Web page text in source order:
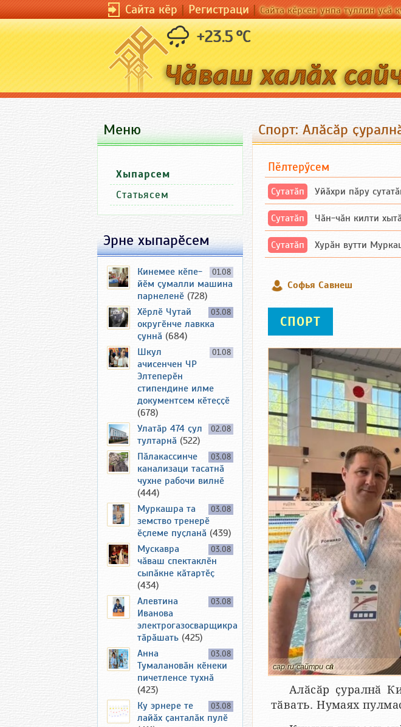
Сайта кӗр|Регистраци|Сайта кӗрсен унпа туллин усӑ
+23.5 °C
Спорт: Алӑсӑр
Пӗлтерӳсем
Сутатӑп Уйăхри пăру
Сутатӑп Чăн-чăн килти
Сутатӑп Хурăн вутти
Софья Савнеш
СПОРТ
cap.ru сайтри сӑн
Алӑсӑр ҫуралнӑ
тӑвать. Нумаях
Меню
Хыпарсем
Статьясем
Эрне хыпарӗсем
01.08
Кинемее кӗпе-
йӗм ҫумалли машина
парнеленӗ (728)
03.08
Хӗрлӗ Чутай
округӗнче лавкка
ҫуннӑ (684)
01.08
Шкул
ачисенчен ЧР
Элтеперӗн
стипендине илме
документсем кӗтеҫҫӗ
(678)
02.08
Улатӑр 474 ҫул
тултарнӑ (522)
03.08
Пӑлакассинче
канализаци тасатнӑ
чухне рабочи вилнӗ
(444)
03.08
Муркашра та
земство тренерӗ
ӗҫлеме пуҫланӑ (439)
03.08
Мускавра
чӑваш спектаклӗн
сыпӑкне кӑтартӗҫ
(434)
03.08
Алевтина
Иванова
электрогазосварщикра
тӑрӑшать (425)
03.08
Анна
Тумалановӑн кӗнеки
пичетленсе тухнӑ
(423)
03.08
Ку эрнере те
лайӑх ҫанталӑк пулӗ